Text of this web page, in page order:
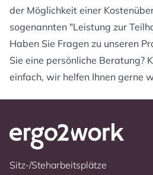
der Möglichkeit einer
sogenannten "Leistung zur
Haben Sie Fragen zu unseren
Sie eine persönliche Beratung?
einfach, wir helfen Ihnen gerne
Sitz-/Steharbeitsplätze